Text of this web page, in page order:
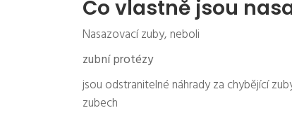
Co vlastně jsou
Nasazovací zuby, neboli
zubní protézy
jsou odstranitelné náhrady za chybějící
zubech